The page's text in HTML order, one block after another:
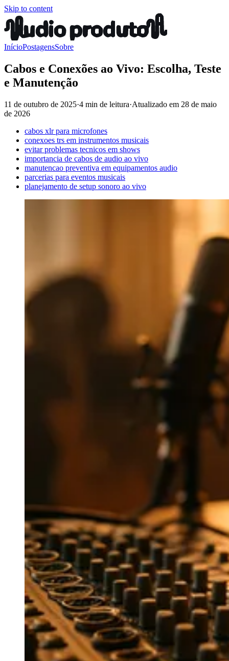
Skip to content
InícioPostagensSobre
Cabos e Conexões ao Vivo: Escolha, Teste
e Manutenção
11 de outubro de 2025·4 min de leitura·Atualizado em 28 de maio
de 2026
cabos xlr para microfones
conexoes trs em instrumentos musicais
evitar problemas tecnicos em shows
importancia de cabos de audio ao vivo
manutencao preventiva em equipamentos audio
parcerias para eventos musicais
planejamento de setup sonoro ao vivo